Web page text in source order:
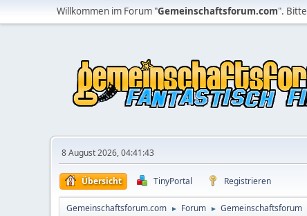
Willkommen im Forum "Gemeinschaftsforum.com". Bitte
8 August 2026, 04:41:43
Übersicht TinyPortal Registrieren
Gemeinschaftsforum.com ► Forum ► Gemeinschaftsforum